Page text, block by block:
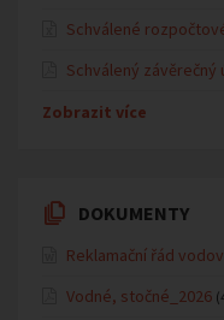
Schválené
Schválený závěrečný
Zobrazit více
DOKUMENTY
Reklamační řád
Vodné, stočné_2026